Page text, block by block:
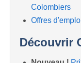
Colombiers
Offres
Découvrir